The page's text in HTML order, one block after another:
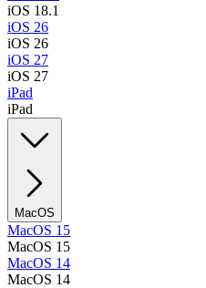
iOS 18.1
iOS 26
iOS 26
iOS 27
iOS 27
iPad
iPad
MacOS
MacOS 15
MacOS 15
MacOS 14
MacOS 14